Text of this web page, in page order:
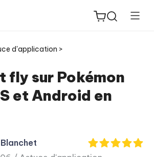
d'application >
fly sur Pokémon
et Android en